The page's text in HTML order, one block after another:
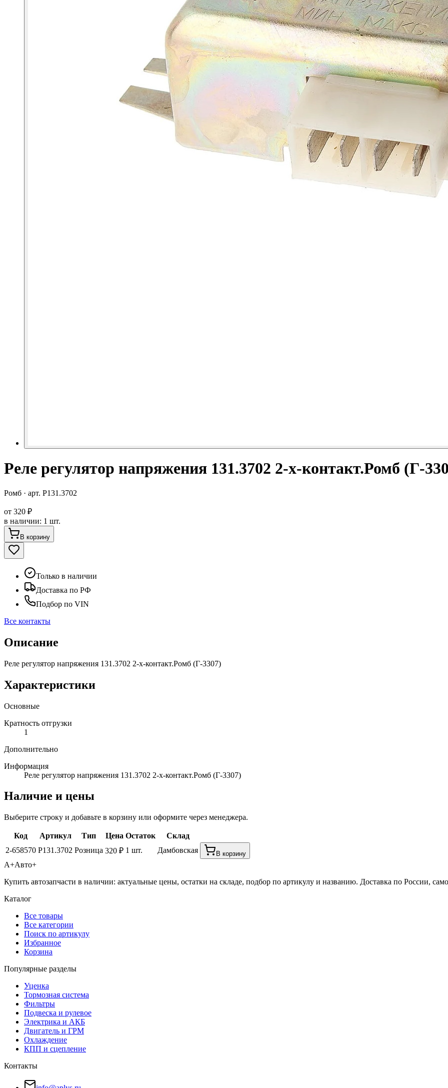
Реле регулятор напряжения 131.3702 2-х-контакт.Ромб (Г-
Ромб · арт. Р131.3702
от 320 ₽
в наличии: 1 шт.
В корзину
Только в наличии
Доставка по РФ
Подбор по VIN
Все контакты
Описание
Реле регулятор напряжения 131.3702 2-х-контакт.Ромб (Г-3307)
Характеристики
Основные
Кратность отгрузки
1
Дополнительно
Информация
Реле регулятор напряжения 131.3702 2-х-контакт.Ромб (Г-3307)
Наличие и цены
Выберите строку и добавьте в корзину или оформите через менеджера.
Код Артикул Тип Цена Остаток
Склад
2-658570 Р131.3702 Розница 320 ₽ 1 шт. Дамбовская В корзину
А+Авто+
Купить автозапчасти в наличии: актуальные цены, остатки на складе, подбор по артикулу и названию. Доставка по России,
Каталог
Все товары
Все категории
Поиск по артикулу
Избранное
Корзина
Популярные разделы
Уценка
Тормозная система
Фильтры
Подвеска и рулевое
Электрика и АКБ
Двигатель и ГРМ
Охлаждение
КПП и сцепление
Контакты